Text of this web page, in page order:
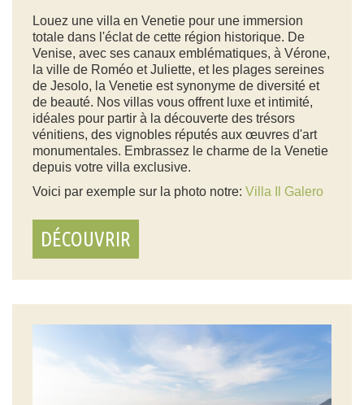
Louez une villa en Venetie pour une immersion
totale dans l'éclat de cette région historique. De
Venise, avec ses canaux emblématiques, à Vérone,
la ville de Roméo et Juliette, et les plages sereines
de Jesolo, la Venetie est synonyme de diversité et
de beauté. Nos villas vous offrent luxe et intimité,
idéales pour partir à la découverte des trésors
vénitiens, des vignobles réputés aux œuvres d'art
monumentales. Embrassez le charme de la Venetie
depuis votre villa exclusive.
Voici par exemple sur la photo notre: Villa Il Galero
DÉCOUVRIR